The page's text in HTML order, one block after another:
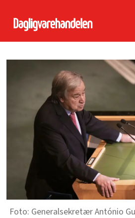
Generalsekretær António